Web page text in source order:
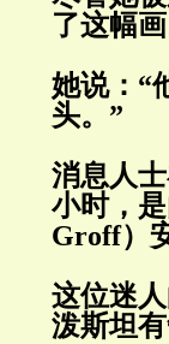
了这幅画
她说：“
头。”
消息人
小时，
Groff）
这位迷
泼斯坦